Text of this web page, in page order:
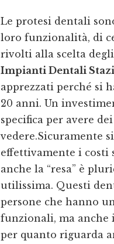
Le protesi dentali
loro funzionalità, di
rivolti alla scelta degli
Impianti Dentali
apprezzati perché si
20 anni. Un
specifica per avere
vedere.Sicuramente
effettivamente i costi
anche la “resa” è
utilissima. Questi
persone che hanno
funzionali, ma anche
per quanto riguarda